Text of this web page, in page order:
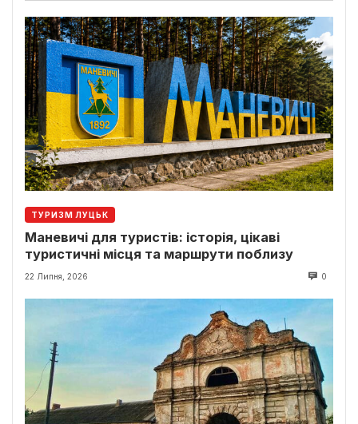
ТУРИЗМ ЛУЦЬК
Маневичі для туристів: історія, цікаві
туристичні місця та маршрути поблизу
22 Липня, 2026 0